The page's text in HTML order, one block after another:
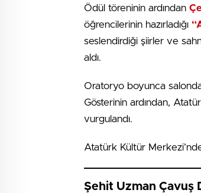
Ödül töreninin ardından
öğrencilerinin hazırladığı
seslendirdiği şiirler ve
aldı.
Oratoryo boyunca salonda
Gösterinin ardından,
vurgulandı.
Atatürk Kültür
Şehit Uzman Çavuş